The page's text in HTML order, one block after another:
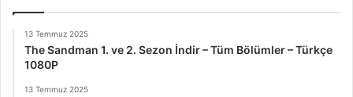
13 Temmuz 2025
The Sandman 1. ve 2. Sezon İndir – Tüm Bölümler – Türkçe
1080P
13 Temmuz 2025